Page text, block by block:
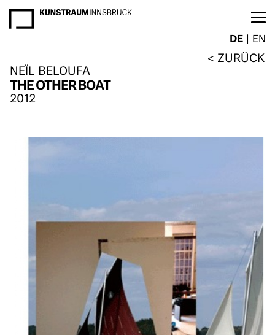
DE EN
ZURÜCK
NEÏL BELOUFA
THE OTHER BOAT
2012